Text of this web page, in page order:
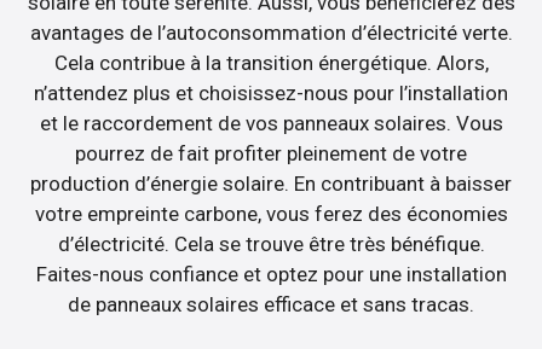
avantages de l’autoconsommation d’électricité verte.
Cela contribue à la transition énergétique. Alors,
n’attendez plus et choisissez-nous pour l’installation
et le raccordement de vos panneaux solaires. Vous
pourrez de fait profiter pleinement de votre
production d’énergie solaire. En contribuant à baisser
votre empreinte carbone, vous ferez des économies
d’électricité. Cela se trouve être très bénéfique.
Faites-nous confiance et optez pour une installation
de panneaux solaires efficace et sans tracas.